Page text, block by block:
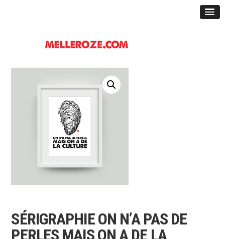
SÉRIGRAPHIE ON N’A PAS DE
PERLES MAIS ON A DE LA